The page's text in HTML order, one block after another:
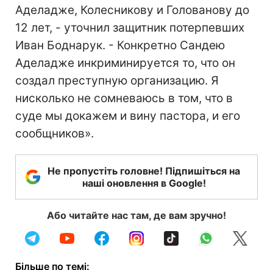
Аделадже, Колесникову и Голованову до
12 лет, - уточнил защитник потерпевших
Иван Боднарук. - Конкретно Сандею
Аделадже инкриминируется то, что он
создал преступную организацию. Я
нисколько не сомневаюсь в том, что в
суде мы докажем и вину пастора, и его
сообщников».
Не пропустіть головне! Підпишіться на
наші оновлення в Google!
Або читайте нас там, де вам зручно!
Більше по темі: